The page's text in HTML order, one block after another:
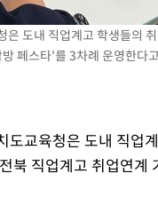
다"
도내 직업계고 학생들의
페스타'를 3차례 운영한다
교육청은 도내 직업
북 직업계고 취업연